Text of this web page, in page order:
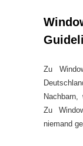
Zu
Zu
niemand